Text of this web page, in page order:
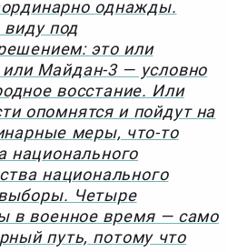
однажды.
под
это или
Майдан-3 — условно
восстание. Или
опомнятся и пойдут на
меры, что-то
национального
национального
Четыре
в военное время — само
путь, потому что